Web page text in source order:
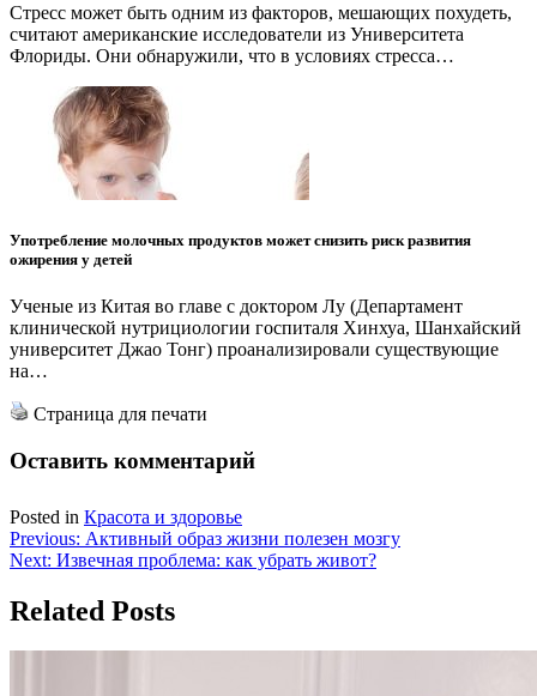
Стресс может быть одним из факторов, мешающих похудеть,
считают американские исследователи из Университета
Флориды. Они обнаружили, что в условиях стресса…
Употребление молочных продуктов может снизить риск развития
ожирения у детей
Ученые из Китая во главе с доктором Лу (Департамент
клинической нутрициологии госпиталя Хинхуа, Шанхайский
университет Джао Тонг) проанализировали существующие
на…
Страница для печати
Оставить комментарий
Posted in Красота и здоровье
Навигация
по
записям
Previous: Активный образ жизни полезен мозгу
Next: Извечная проблема: как убрать живот?
Related Posts